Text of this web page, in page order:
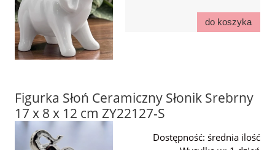
do koszyka
Figurka Słoń Ceramiczny Słonik Srebrny
17 x 8 x 12 cm ZY22127-S
Dostępność: średnia ilość